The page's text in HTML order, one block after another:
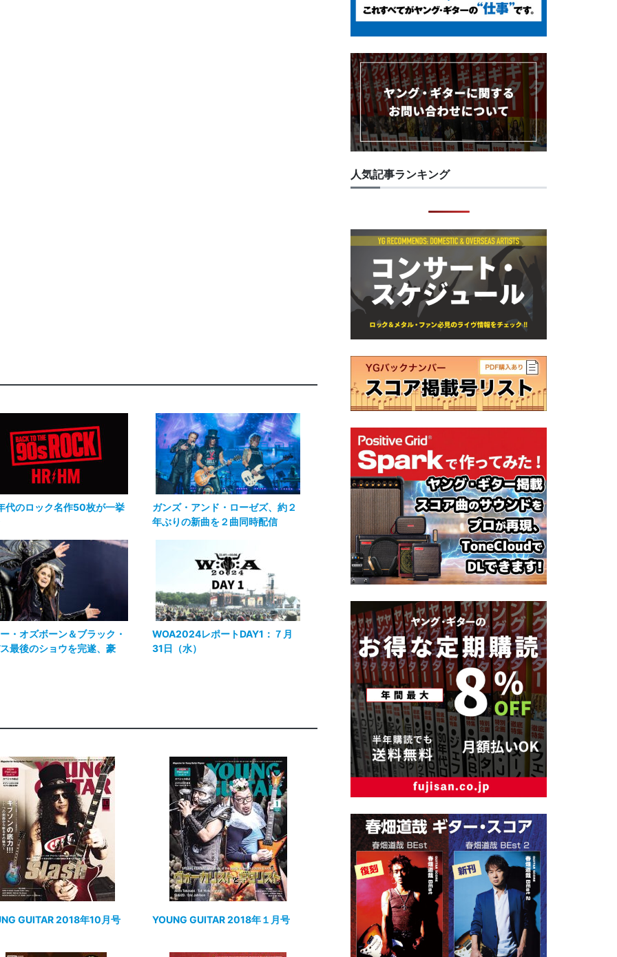
代のロック名作50枚が一挙
ガンズ・アンド・ローゼズ、約２
年ぶりの新曲を２曲同時配信
・オズボーン＆ブラック・
最後のショウを完遂、豪
WOA2024レポートDAY1：７月
31日（水）
GUITAR 2018年10月号 YOUNG GUITAR 2018年１月号
人気記事ランキング